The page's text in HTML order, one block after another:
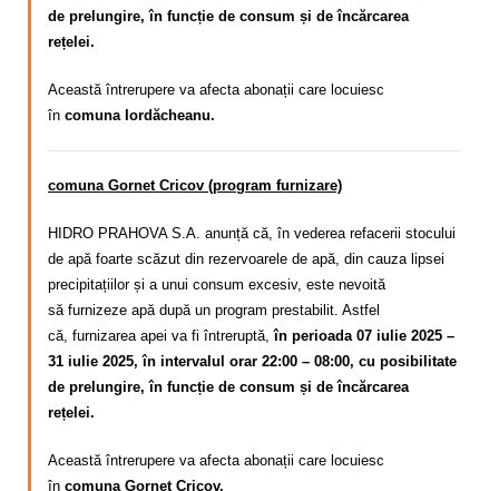
de prelungire, în funcție de consum și de încărcarea
rețelei.
Această întrerupere va afecta abonații care locuiesc
în comuna Iordăcheanu.
comuna Gornet Cricov (program furnizare)
HIDRO PRAHOVA S.A. anunță că, în vederea refacerii stocului
de apă foarte scăzut din rezervoarele de apă, din cauza lipsei
precipitațiilor și a unui consum excesiv, este nevoită
să furnizeze apă după un program prestabilit. Astfel
că, furnizarea apei va fi întreruptă,în perioada 07 iulie 2025 –
31 iulie 2025, în intervalul orar 22:00 – 08:00, cu posibilitate
de prelungire, în funcție de consum și de încărcarea
rețelei.
Această întrerupere va afecta abonații care locuiesc
în comuna Gornet Cricov.